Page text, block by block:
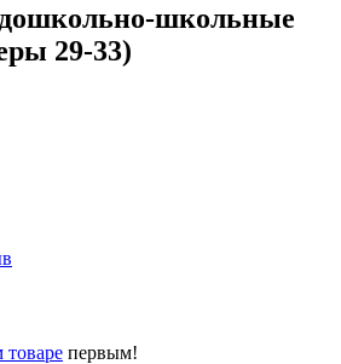
школьные
29-33)
товаре первым!